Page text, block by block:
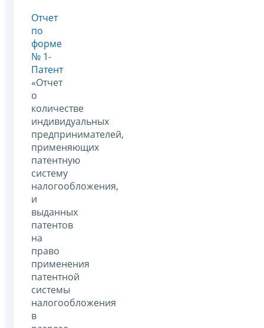
Отчет
по
форме
№ 1-
Патент
«Отчет
о
количестве
индивидуальных
предпринимателей,
применяющих
патентную
систему
налогообложения,
и
выданных
патентов
на
право
применения
патентной
системы
налогообложения
в